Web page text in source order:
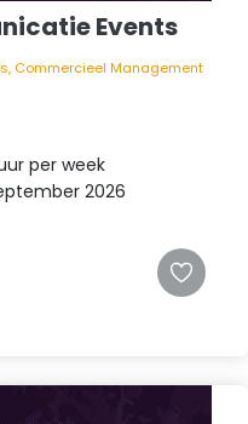
Events
Commercieel Management
per week
2026